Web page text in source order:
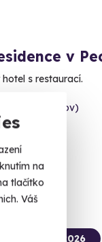
na
tlačítko
Váš
v
s restaurací.
(Trutnov)
už 11. 08. 2026